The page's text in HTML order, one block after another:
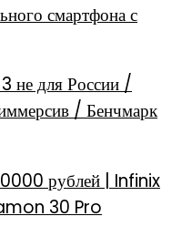
смартфона с
для России /
/ Бенчмарк
рублей | Infinix
30 Pro